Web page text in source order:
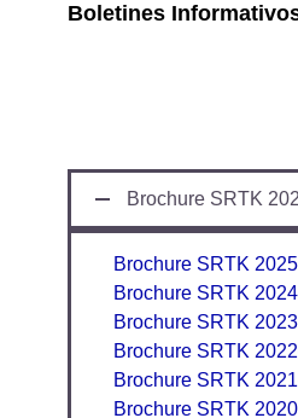
Boletines
Brochure SRTK
Brochure SRTK
Brochure SRTK
Brochure SRTK
Brochure SRTK
Brochure SRTK
Brochure SRTK